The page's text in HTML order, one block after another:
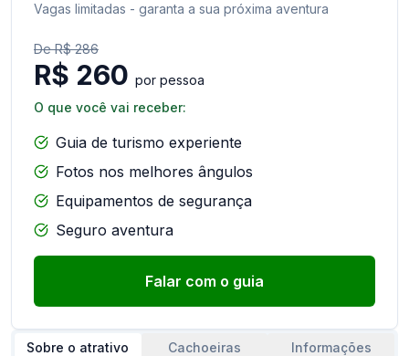
Sobre o atrativo Cachoeiras Informações
Vagas limitadas - garanta a sua próxima aventura
De R$286
R$ 260 por pessoa
O que você vai receber:
Guia de turismo experiente
Fotos nos melhores ângulos
Equipamentos de segurança
Seguro aventura
Falar com o guia